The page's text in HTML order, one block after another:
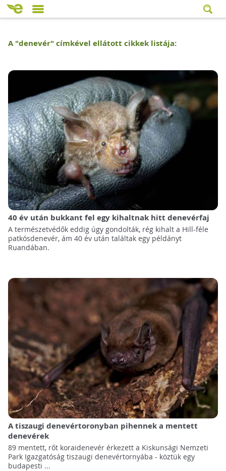
A "denevér" címkével ellátott cikkek listája:
40 év után bukkant fel egy kihaltnak hitt denevérfaj
A természetvédők eddig úgy gondolták, rég kihalt a Hill-féle
patkósdenevér, ám 40 év után találtak egy példányt
Ruandában.
A tiszaugi denevértoronyban pihennek a mentett
denevérek
89 mentett, rőt koraidenevér érkezett a Kiskunsági Nemzeti
Park Igazgatóság tiszaugi denevértornyába - köztük egy
budapesti ...